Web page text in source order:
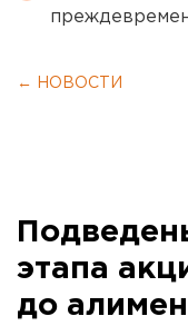
← НОВОСТИ
этапа
до